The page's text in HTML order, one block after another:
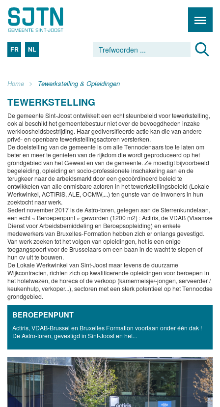
FR NL
Home Tewerkstelling & Opleidingen
TEWERKSTELLING
De gemeente Sint-Joost ontwikkelt een echt steunbeleid voor tewerkstelling,
ook al beschikt het gemeentebestuur niet over de bevoegdheden inzake
werkloosheidsbestrijding. Haar gediversifieerde actie kan die van andere
privé- en openbare tewerkstellingsactoren versterken.
De doelstelling van de gemeente is om alle Tennodenaars toe te laten om
beter en meer te genieten van de rijkdom die wordt geproduceerd op het
grondgebied van het Gewest en van de gemeente. Ze moedigt bijvoorbeeld
begeleiding, opleiding en socio-professionele inschakeling aan en de
terugkeer naar de arbeidsmarkt door een gecoördineerd beleid te
ontwikkelen van alle onmisbare actoren in het tewerkstellingsbeleid (Lokale
Werkwinkel, ACTIRIS, ALE, OCMW,...) ten gunste van de inwoners in hun
zoektocht naar werk.
Sedert november 2017 is de Astro-toren, gelegen aan de Sterrenkundelaan,
een echt « Beroepenpunt » geworden (1200 m2) : Actiris, de VDAB (Vlaamse
Dienst voor Arbeidsbemiddeling en Beroepsopleiding) en enkele
medewerkers van Bruxelles-Formation hebben zich er onlangs gevestigd.
Van werk zoeken tot het volgen van opleidingen, het is een enige
toegangspoort voor de Brusselaars om een baan in de wacht te slepen of
hun cv uit te bouwen.
De Lokale Werkwinkel van Sint-Joost maar tevens de duurzame
Wijkcontracten, richten zich op kwalificerende opleidingen voor beroepen in
het hotelwezen, de horeca of de verkoop (kamermeisje/-jongen, serveerder /
keukenhulp, verkoper...), sectoren met een sterk potentieel op het Tennoodse
grondgebied.
BEROEPENPUNT
Actiris, VDAB-Brussel en Bruxelles Formation voortaan onder één dak !
De Astro-toren, gevestigd in Sint-Joost en het...